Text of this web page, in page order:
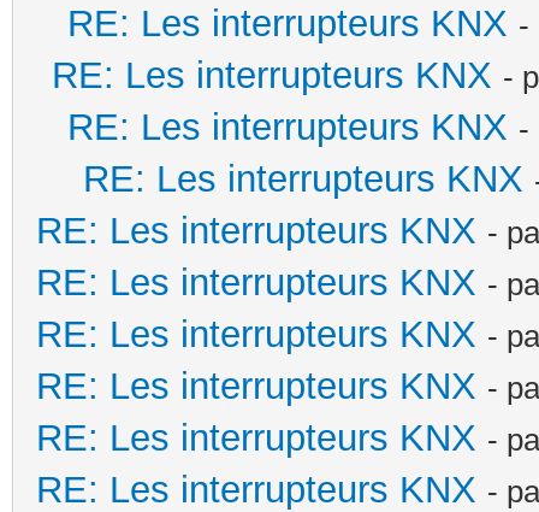
RE: Les interrupteurs KNX -
RE: Les interrupteurs KNX -
RE: Les interrupteurs KNX -
RE: Les interrupteurs KNX
RE: Les interrupteurs KNX -
RE: Les interrupteurs KNX -
RE: Les interrupteurs KNX -
RE: Les interrupteurs KNX -
RE: Les interrupteurs KNX -
RE: Les interrupteurs KNX -